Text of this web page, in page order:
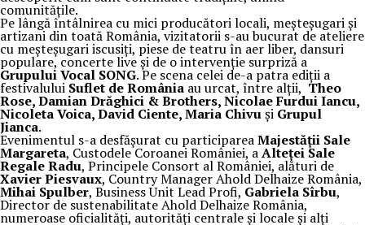
comunitățile.
Pe lângă întâlnirea cu mici producători locali, meșteșugari și
artizani din toată România, vizitatorii s-au bucurat de ateliere
cu meșteșugari iscusiți, piese de teatru în aer liber, dansuri
populare, concerte live și de o intervenție surpriză a
Grupului Vocal SONG. Pe scena celei de-a patra ediții a
festivalului Suflet de România au urcat, între alții, Theo
Rose, Damian Drăghici & Brothers, Nicolae Furdui Iancu,
Nicoleta Voica, David Ciente, Maria Chivuși Grupul
Jianca.
Evenimentul s-a desfășurat cu participareaMajestății Sale
Margareta, Custodele Coroanei României, aAlteței Sale
Regale Radu, Principele Consort al României, alături de
Xavier Piesvaux, Country Manager Ahold Delhaize România,
Mihai Spulber, Business Unit Lead Profi, Gabriela Sîrbu,
Director de sustenabilitate Ahold Delhaize România,
numeroase oficialități, autorități centrale și locale și alți